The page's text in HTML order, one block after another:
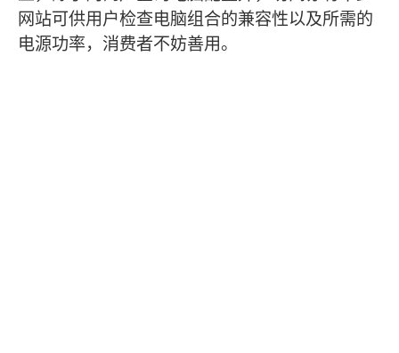
网站可供用户检查电脑组合的兼容性以及所需的
电源功率，消费者不妨善用。